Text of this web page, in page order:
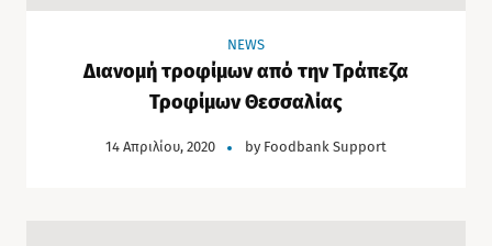
NEWS
Διανομή τροφίμων από την Τράπεζα
Τροφίμων Θεσσαλίας
14 Απριλίου, 2020 by Foodbank Support